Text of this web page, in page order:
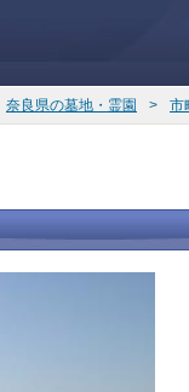
奈良県の墓地・霊園 > 市